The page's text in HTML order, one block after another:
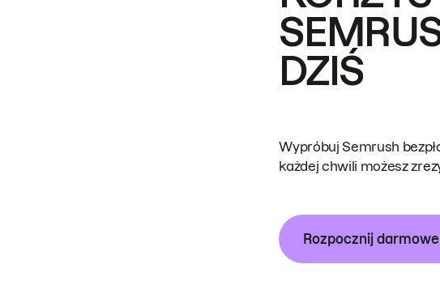
DZIŚ
Wypróbuj Semrush
każdej chwili możesz
Rozpocznij